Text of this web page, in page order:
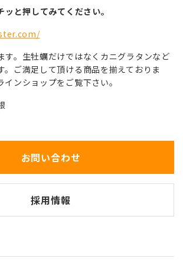
ッと押してみてください。
す。生牡蠣だけではなくカニグラタンなど
。ご満足して頂ける商品を揃えておりま
ンショップをご覧下さい。
お問い合わせ
採用情報